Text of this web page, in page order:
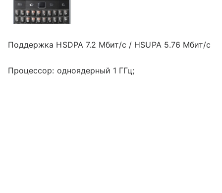
Поддержка HSDPA 7.2 Мбит/с / HSUPA 5.76 Мбит/с
Процессор: одноядерный 1 ГГц;